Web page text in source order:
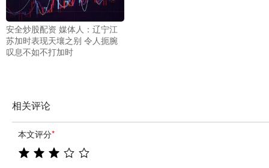
安全炒股配资 媒体人：辽宁江
苏加时表现天壤之别 令人扼腕
叹息不如不打加时
相关评论
本文评分*